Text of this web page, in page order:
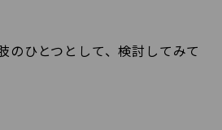
のひとつとして、検討してみて